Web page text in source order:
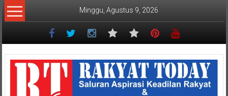
Lompat
ke
Minggu, Agustus 9, 2026
Rakyat
Today